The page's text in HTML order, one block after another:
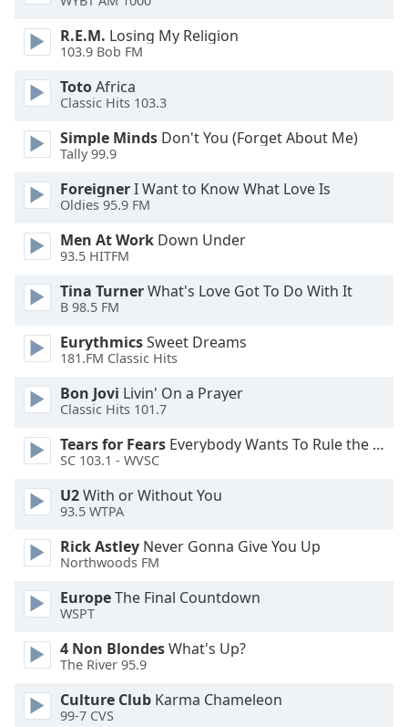
dialog
window.
cancel
and
close
window.
Text
Color
Opacity
Text
Color
Opacity
Caption
Background
Color
Opacity
Font
Size
R.E.M. Losing My Religion
103.9 Bob FM
TotoAfrica
Classic Hits 103.3
Simple Minds Don't You (Forget About Me)
Tally 99.9
ForeignerI Want to Know What Love Is
Oldies 95.9 FM
Men At Work Down Under
93.5 HITFM
Tina TurnerWhat's Love Got To Do With It
B 98.5 FM
EurythmicsSweet Dreams
181.FM Classic Hits
Bon Jovi Livin' On a Prayer
Classic Hits 101.7
Tears for Fears Everybody Wants To Rule the World
SC 103.1 - WVSC
U2With or Without You
93.5 WTPA
Rick Astley Never Gonna Give You Up
Northwoods FM
EuropeThe Final Countdown
WSPT
4 Non BlondesWhat's Up?
The River 95.9
Culture Club Karma Chameleon
99-7 CVS